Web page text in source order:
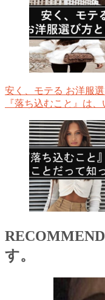
安く、モテる お洋服
『落ち込むこと』は
RECOMMEND
す。